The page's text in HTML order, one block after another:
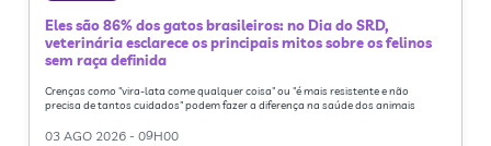
Eles são 86% dos gatos brasileiros: no Dia do SRD,
veterinária esclarece os principais mitos sobre os felinos
sem raça definida
Crenças como "vira-lata come qualquer coisa" ou "é mais resistente e não
precisa de tantos cuidados" podem fazer a diferença na saúde dos animais
03 AGO 2026 - 09H00